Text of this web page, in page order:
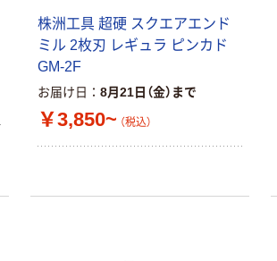
株洲工具 超硬 スクエアエンド
ミル 2枚刃 レギュラ ピンカド
GM-2F
お届け日 8月21日（金）まで
￥3,850~ （税込）